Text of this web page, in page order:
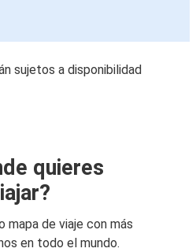
sujetos a disponibilidad
quieres
mapa de viaje con más
en todo el mundo.